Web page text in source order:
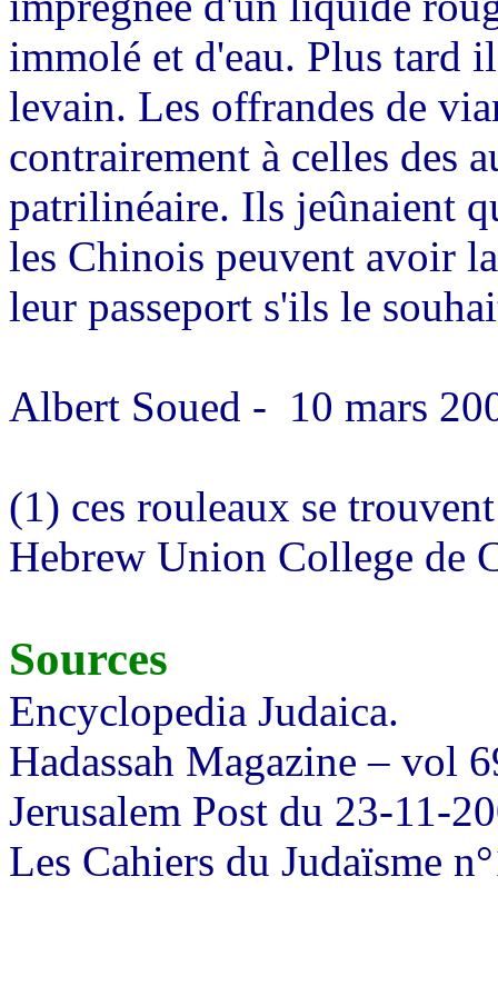
immolé et d'eau. Plus tard
levain. Les offrandes de
contrairement à celles des
patrilinéaire. Ils jeûnaient
les Chinois peuvent avoir
leur passeport s'ils le
Albert Soued - 10 mars
(1) ces rouleaux se
Hebrew Union College de
Sources
Encyclopedia Judaica.
Hadassah Magazine – vol
Jerusalem Post du 23-11-
Les Cahiers du Judaïsme